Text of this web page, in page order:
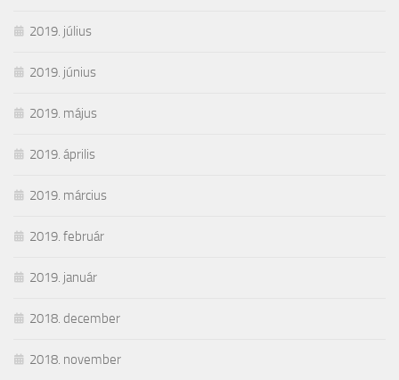
2019. július
2019. június
2019. május
2019. április
2019. március
2019. február
2019. január
2018. december
2018. november